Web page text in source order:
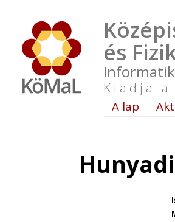
és
Kiadja a
A lap